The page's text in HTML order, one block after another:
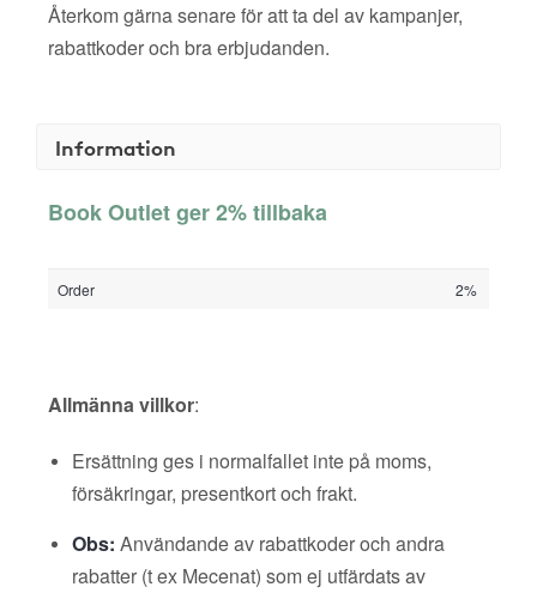
Återkom gärna senare för att ta del av kampanjer,
rabattkoder och bra erbjudanden.
Information
Book Outlet ger 2% tillbaka
Order 2%
Allmänna villkor:
Ersättning ges i normalfallet inte på moms,
försäkringar, presentkort och frakt.
Obs: Användande av rabattkoder och andra
rabatter (t ex Mecenat) som ej utfärdats av